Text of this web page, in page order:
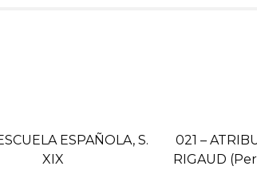
ESPAÑOLA, S.
XIX
021 –
RIGAUD